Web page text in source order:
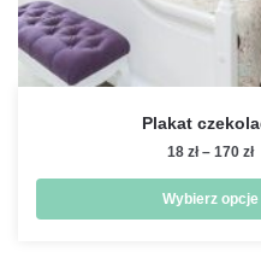
Plakat
18 zł – 170 zł
od
Wybierz opcje